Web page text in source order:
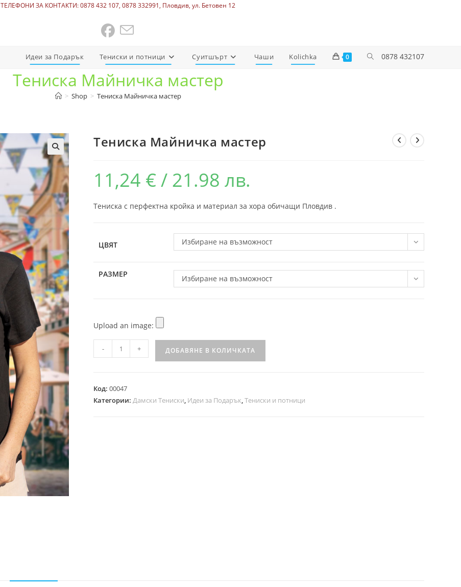
ТЕЛЕФОНИ ЗА КОНТАКТИ: 0878 432 107, 0878 332991, Пловдив, ул. Бетовен 12
0878 432107
Идеи за Подарък Тениски и потници Суитшърт Чаши Kolichka 0
Тениска Майничка мастер
> Shop > Тениска Майничка мастер
Тениска Майничка мастер
11,24 € / 21.98 лв.
Тениска с перфектна кройка и материал за хора обичащи Пловдив .
ЦВЯТ Избиране на възможност
РАЗМЕР Избиране на възможност
Upload an image:
- + ДОБАВЯНЕ В КОЛИЧКАТА
Код: 00047
Категории: Дамски Тениски, Идеи за Подарък,Тениски и потници